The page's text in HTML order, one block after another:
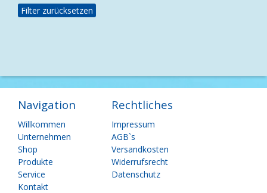
Filter zurücksetzen
Navigation
Navigation
überspringen
Willkommen
Unternehmen
Shop
Produkte
Service
Kontakt
Rechtliches
Navigation
überspringen
Impressum
AGB`s
Versandkosten
Widerrufsrecht
Datenschutz